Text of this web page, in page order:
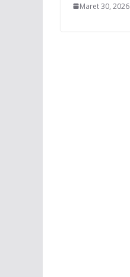
Maret 30, 2026